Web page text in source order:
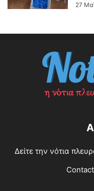
27
Δείτε την νότια